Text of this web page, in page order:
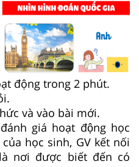
động trong 2 phút.
và vào bài mới.
giá hoạt động học
học sinh, GV kết nối
nơi được biết đến có